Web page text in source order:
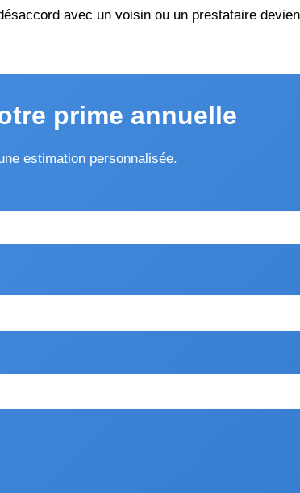
avec un voisin ou un prestataire
prime annuelle
estimation personnalisée.